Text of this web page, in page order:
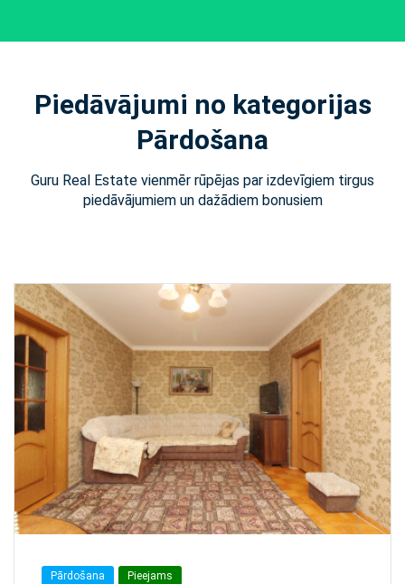
Piedāvājumi no kategorijas
Pārdošana
Guru Real Estate vienmēr rūpējas par izdevīgiem tirgus
piedāvājumiem un dažādiem bonusiem
Pārdošana Pieejams